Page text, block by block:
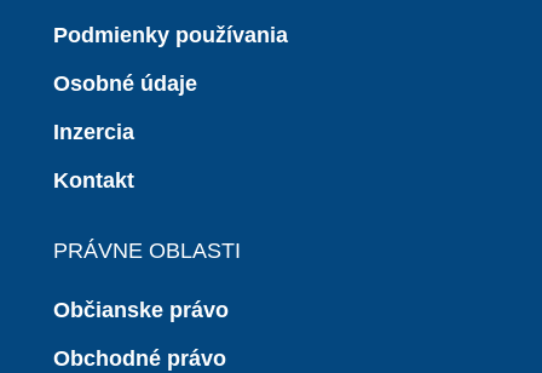
Podmienky používania
Osobné údaje
Inzercia
Kontakt
PRÁVNE OBLASTI
Občianske právo
Obchodné právo